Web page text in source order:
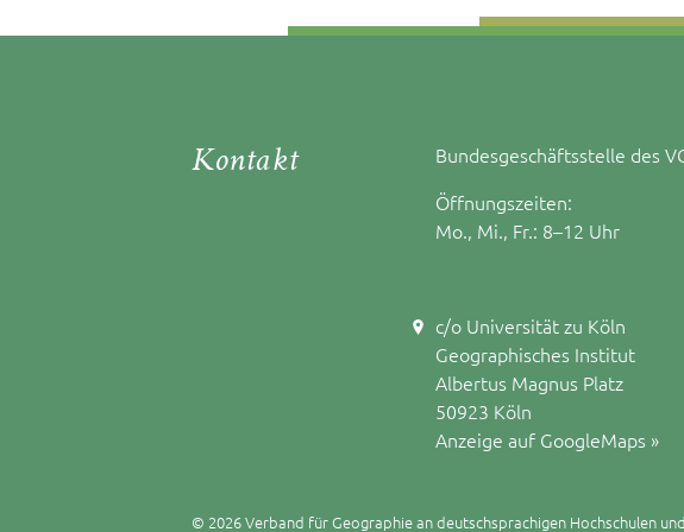
Kontakt
Bundesgeschäftsstelle des
Öffnungszeiten:
Mo., Mi., Fr.: 8–12 Uhr
c/o Universität zu Köln
Geographisches Institut
Albertus Magnus Platz
50923 Köln
Anzeige auf GoogleMaps »
© 2026 Verband für Geographie an deutschsprachigen Hochschulen und